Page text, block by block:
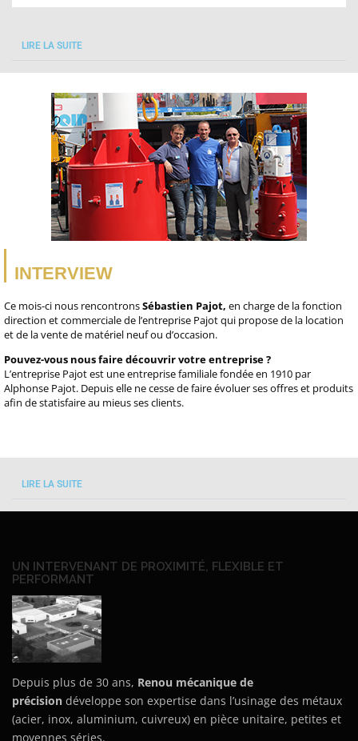
LIRE LA SUITE
INTERVIEW
Ce mois-ci nous rencontronsSébastien Pajot, en charge de la fonction
direction et commerciale de l’entreprise Pajot qui propose de la location
et de la vente de matériel neuf ou d’occasion.
Pouvez-vous nous faire découvrir votre entreprise ?
L’entreprise Pajot est une entreprise familiale fondée en 1910 par
Alphonse Pajot. Depuis elle ne cesse de faire évoluer ses offres et produits
afin de statisfaire au mieus ses clients.
LIRE LA SUITE
UN INTERVENANT DE PROXIMITÉ, FLEXIBLE ET
PERFORMANT
Depuis plus de 30 ans, Renou mécanique de
précision développe son expertise dans l’usinage des métaux
(acier, inox, aluminium, cuivreux) en pièce unitaire, petites et
moyennes séries.